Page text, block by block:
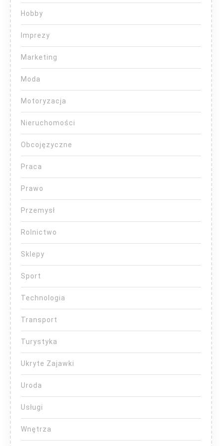
Hobby
Imprezy
Marketing
Moda
Motoryzacja
Nieruchomości
Obcojęzyczne
Praca
Prawo
Przemysł
Rolnictwo
Sklepy
Sport
Technologia
Transport
Turystyka
Ukryte Zajawki
Uroda
Usługi
Wnętrza